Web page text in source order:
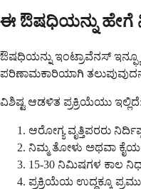
ಈ ಔಷಧಿಯನ್ನು ಹೇಗೆ
ಔಷಧಿಯನ್ನು ಇಂಟ್ರಾವೆನಸ್
ಪರಿಣಾಮಕಾರಿಯಾಗಿ
ವಿಶಿಷ್ಟ ಆಡಳಿತ ಪ್ರಕ್ರಿಯೆಯು ಇಲ್ಲಿದೆ:
ಆರೋಗ್ಯ ವೃತ್ತಿಪರರು
ನಿಮ್ಮ ತೋಳು ಅಥವಾ
15-30 ನಿಮಿಷಗಳ ಕಾಲ
ಪ್ರಕ್ರಿಯೆಯ ಉದ್ದಕ್ಕೂ